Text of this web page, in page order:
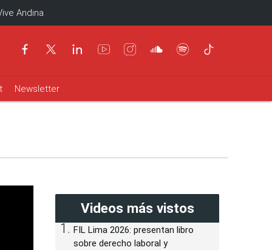
Andina
Newsletter
Videos más vistos
FIL Lima 2026: presentan libro
sobre derecho laboral y